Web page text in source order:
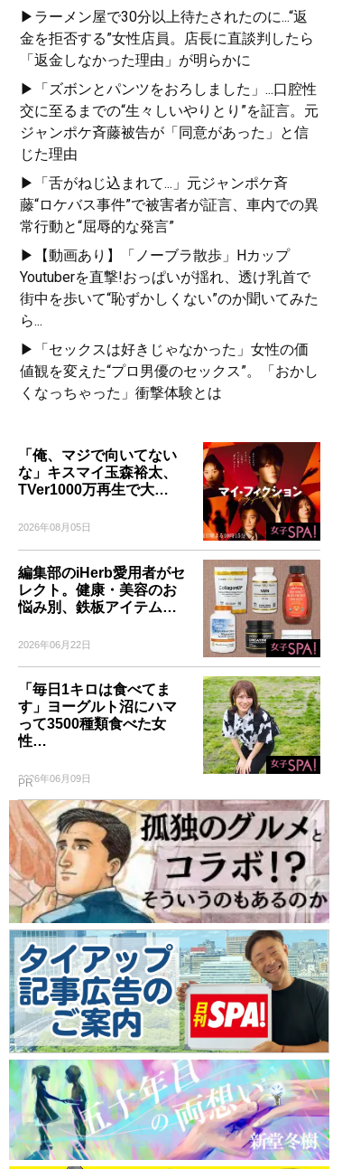
▶ラーメン屋で30分以上待たされたのに...“返
金を拒否する”女性店員。店長に直談判したら
「返金しなかった理由」が明らかに
▶「ズボンとパンツをおろしました」...口腔性
交に至るまでの“生々しいやりとり”を証言。元
ジャンポケ斉藤被告が「同意があった」と信
じた理由
▶「舌がねじ込まれて...」元ジャンポケ斉
藤“ロケバス事件”で被害者が証言、車内での異
常行動と“屈辱的な発言”
▶【動画あり】「ノーブラ散歩」Hカップ
Youtuberを直撃!おっぱいが揺れ、透け乳首で
街中を歩いて“恥ずかしくない”のか聞いてみた
ら...
▶「セックスは好きじゃなかった」女性の価
値観を変えた“プロ男優のセックス”。「おかし
くなっちゃった」衝撃体験とは
「俺、マジで向いてない
な」キスマイ玉森裕太、
TVer1000万再生で大…
2026年08月05日
編集部のiHerb愛用者がセ
レクト。健康・美容のお
悩み別、鉄板アイテム…
2026年06月22日
「毎日1キロは食べてま
す」ヨーグルト沼にハマ
って3500種類食べた女
性…
2026年06月09日
PR